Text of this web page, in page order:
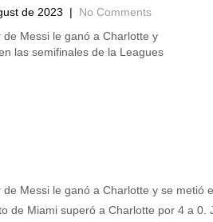
de 2023 | No Comments
de Miami superó a Charlotte por 4 a